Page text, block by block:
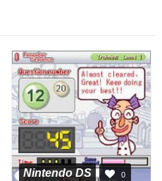
Nintendo DS 0